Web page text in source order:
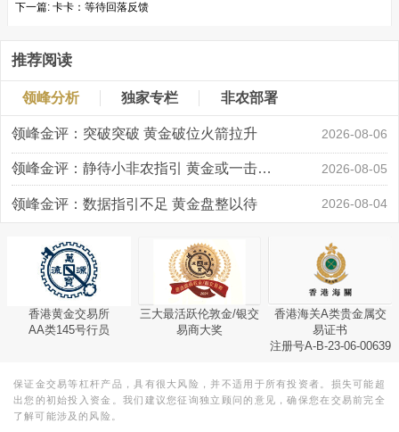
下一篇: 卡卡：等待回落反馈
推荐阅读
领峰分析 独家专栏 非农部署
领峰金评：突破突破 黄金破位火箭拉升 2026-08-06
领峰金评：静待小非农指引 黄金或一击破局 2026-08-05
领峰金评：数据指引不足 黄金盘整以待 2026-08-04
香港黄金交易所
AA类145号行员
三大最活跃伦敦金/银交
易商大奖
香港海关A类贵金属交
易证书
注册号A-B-23-06-00639
保证金交易等杠杆产品，具有很大风险，并不适用于所有投资者。损失可能超
出您的初始投入资金。我们建议您征询独立顾问的意见，确保您在交易前完全
了解可能涉及的风险。